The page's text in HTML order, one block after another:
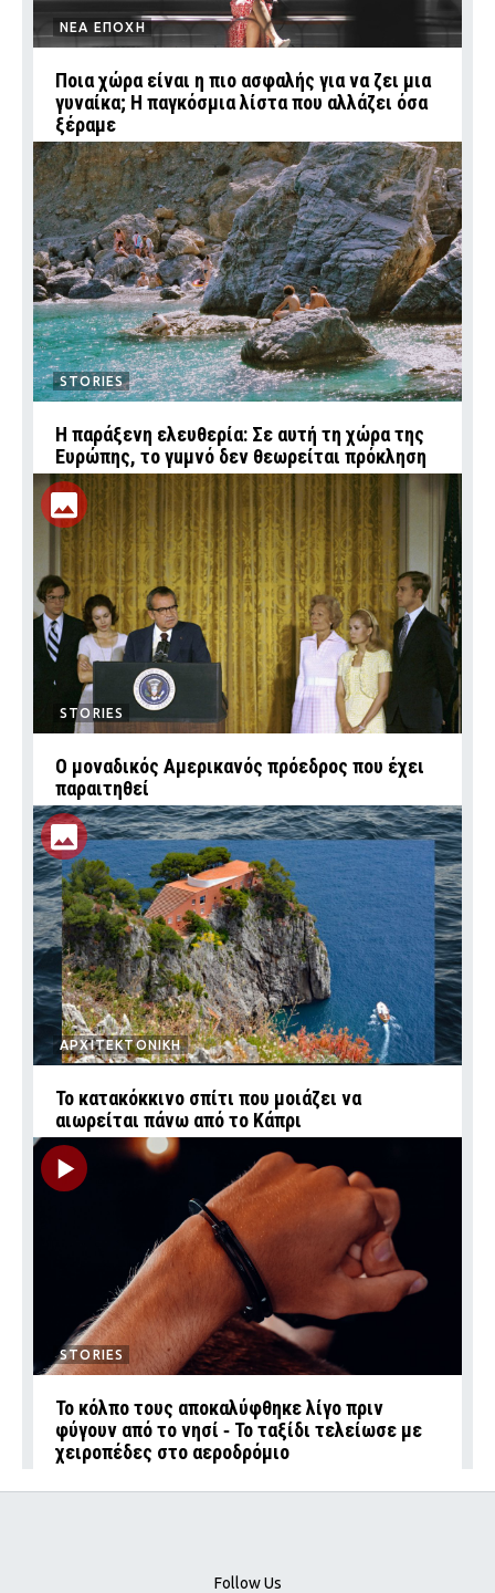
ΝΕΑ ΕΠΟΧΗ
Ποια χώρα είναι η πιο ασφαλής για να ζει μια
γυναίκα; Η παγκόσμια λίστα που αλλάζει όσα
ξέραμε
STORIES
Η παράξενη ελευθερία: Σε αυτή τη χώρα της
Ευρώπης, το γuμνό δεν θεωρείται πρόκληση
STORIES
Ο μοναδικός Αμερικανός πρόεδρος που έχει
παραιτηθεί
ΑΡΧΙΤΕΚΤΟΝΙΚΗ
Το κατακόκκινο σπίτι που μοιάζει να
αιωρείται πάνω από το Κάπρι
STORIES
Το κόλπο τους αποκαλύφθηκε λίγο πριν
φύγουν από το νησί ‑ Το ταξίδι τελείωσε με
χειροπέδες στο αεροδρόμιο
Follow Us